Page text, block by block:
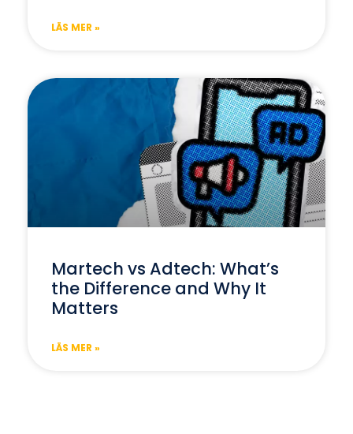
LÄS MER »
Martech vs Adtech: What’s
the Difference and Why It
Matters
LÄS MER »